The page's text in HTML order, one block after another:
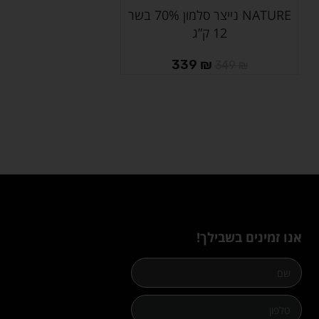
הוספה לסל
NATURE נייצר סלמון 70% בשר
12 ק”ג
339 ₪
אנו זמינים בשבילך!